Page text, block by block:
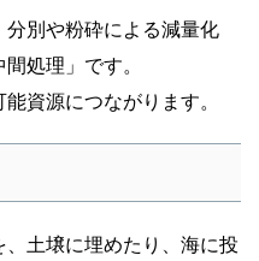
別や粉砕による減量化
処理」です。
資源につながります。
土壌に埋めたり、海に投